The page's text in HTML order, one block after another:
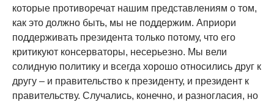
которые противоречат нашим представлениям о том,
как это должно быть, мы не поддержим. Априори
поддерживать президента только потому, что его
критикуют консерваторы, несерьезно. Мы вели
солидную политику и всегда хорошо относились друг к
другу – и правительство к президенту, и президент к
правительству. Случались, конечно, и разногласия, но